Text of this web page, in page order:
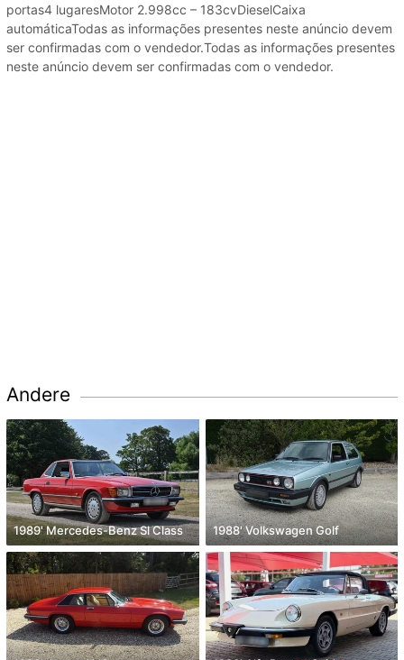
portas4 lugaresMotor 2.998cc – 183cvDieselCaixa
automáticaTodas as informações presentes neste anúncio devem
ser confirmadas com o vendedor.Todas as informações presentes
neste anúncio devem ser confirmadas com o vendedor.
Andere
1989' Mercedes-Benz Sl Class 1988' Volkswagen Golf